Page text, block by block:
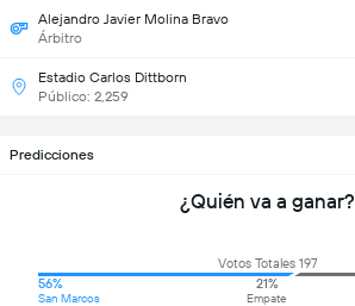
Alejandro Javier Molina Bravo
Árbitro
Estadio Carlos Dittborn
Público: 2,259
Predicciones
¿Quién va a ganar?
Votos Totales 197
56%
San Marcos
21%
Empate